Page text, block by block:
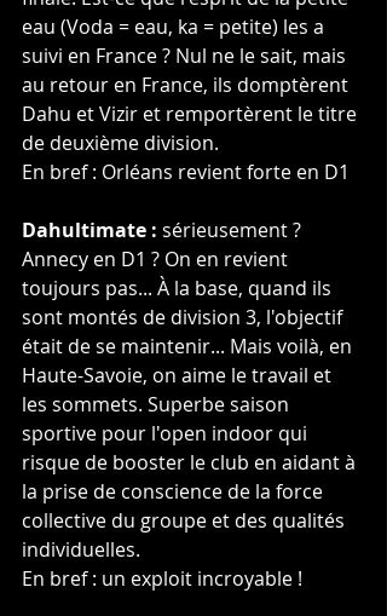
eau (Voda = eau, ka = petite) les a
suivi en France ? Nul ne le sait, mais
au retour en France, ils domptèrent
Dahu et Vizir et remportèrent le titre
de deuxième division.
En bref : Orléans revient forte en D1
Dahultimate : sérieusement ?
Annecy en D1 ? On en revient
toujours pas... À la base, quand ils
sont montés de division 3, l'objectif
était de se maintenir... Mais voilà, en
Haute-Savoie, on aime le travail et
les sommets. Superbe saison
sportive pour l'open indoor qui
risque de booster le club en aidant à
la prise de conscience de la force
collective du groupe et des qualités
individuelles.
En bref : un exploit incroyable !